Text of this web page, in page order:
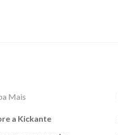
Mais
a Kickante